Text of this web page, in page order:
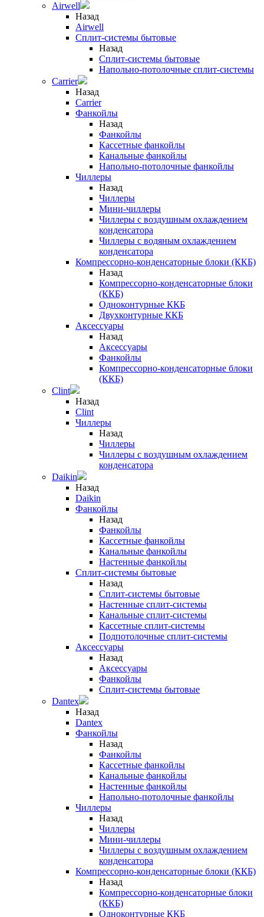
Airwell
Назад
Airwell
Сплит-системы бытовые
Назад
Сплит-системы бытовые
Напольно-потолочные сплит-системы
Carrier
Назад
Carrier
Фанкойлы
Назад
Фанкойлы
Кассетные фанкойлы
Канальные фанкойлы
Напольно-потолочные фанкойлы
Чиллеры
Назад
Чиллеры
Мини-чиллеры
Чиллеры с воздушным охлаждением
конденсатора
Чиллеры с водяным охлаждением
конденсатора
Компрессорно-конденсаторные блоки (ККБ)
Назад
Компрессорно-конденсаторные блоки
(ККБ)
Одноконтурные ККБ
Двухконтурные ККБ
Аксессуары
Назад
Аксессуары
Фанкойлы
Компрессорно-конденсаторные блоки
(ККБ)
Clint
Назад
Clint
Чиллеры
Назад
Чиллеры
Чиллеры с воздушным охлаждением
конденсатора
Daikin
Назад
Daikin
Фанкойлы
Назад
Фанкойлы
Кассетные фанкойлы
Канальные фанкойлы
Настенные фанкойлы
Сплит-системы бытовые
Назад
Сплит-системы бытовые
Настенные сплит-системы
Канальные сплит-системы
Кассетные сплит-системы
Подпотолочные сплит-системы
Аксессуары
Назад
Аксессуары
Фанкойлы
Сплит-системы бытовые
Dantex
Назад
Dantex
Фанкойлы
Назад
Фанкойлы
Кассетные фанкойлы
Канальные фанкойлы
Настенные фанкойлы
Напольно-потолочные фанкойлы
Чиллеры
Назад
Чиллеры
Мини-чиллеры
Чиллеры с воздушным охлаждением
конденсатора
Компрессорно-конденсаторные блоки (ККБ)
Назад
Компрессорно-конденсаторные блоки
(ККБ)
Одноконтурные ККБ